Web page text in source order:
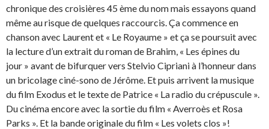
chronique des croisières 45 ème du nom mais essayons quand
même au risque de quelques raccourcis. Ça commence en
chanson avec Laurent et « Le Royaume » et ça se poursuit avec
la lecture d’un extrait du roman de Brahim, « Les épines du
jour » avant de bifurquer vers Stelvio Cipriani à l’honneur dans
un bricolage ciné-sono de Jérôme. Et puis arrivent la musique
du film Exodus et le texte de Patrice « La radio du crépuscule ».
Du cinéma encore avec la sortie du film « Averroès et Rosa
Parks ». Et la bande originale du film « Les volets clos »!